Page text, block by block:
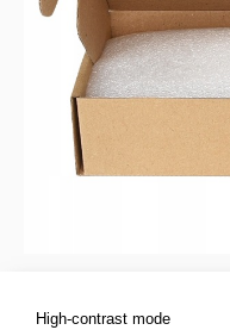
High-contrast mode